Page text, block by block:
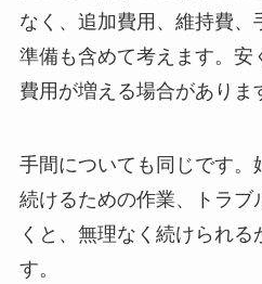
なく、追加費用、維持費、
準備も含めて考えます。安
費用が増える場合がありま
手間についても同じです。
続けるための作業、トラブ
くと、無理なく続けられる
す。